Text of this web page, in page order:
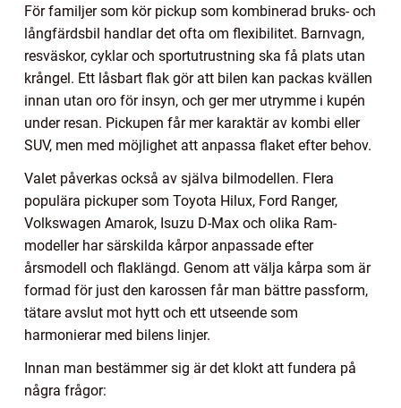
För familjer som kör pickup som kombinerad bruks- och
långfärdsbil handlar det ofta om flexibilitet. Barnvagn,
resväskor, cyklar och sportutrustning ska få plats utan
krångel. Ett låsbart flak gör att bilen kan packas kvällen
innan utan oro för insyn, och ger mer utrymme i kupén
under resan. Pickupen får mer karaktär av kombi eller
SUV, men med möjlighet att anpassa flaket efter behov.
Valet påverkas också av själva bilmodellen. Flera
populära pickuper som Toyota Hilux, Ford Ranger,
Volkswagen Amarok, Isuzu D-Max och olika Ram-
modeller har särskilda kårpor anpassade efter
årsmodell och flaklängd. Genom att välja kårpa som är
formad för just den karossen får man bättre passform,
tätare avslut mot hytt och ett utseende som
harmonierar med bilens linjer.
Innan man bestämmer sig är det klokt att fundera på
några frågor: